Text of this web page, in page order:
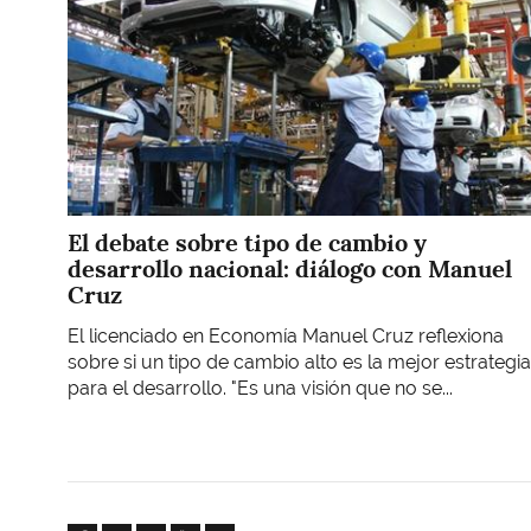
El debate sobre tipo de cambio y
desarrollo nacional: diálogo con Manuel
Cruz
El licenciado en Economía Manuel Cruz reflexiona
sobre si un tipo de cambio alto es la mejor estrategia
para el desarrollo. "Es una visión que no se...